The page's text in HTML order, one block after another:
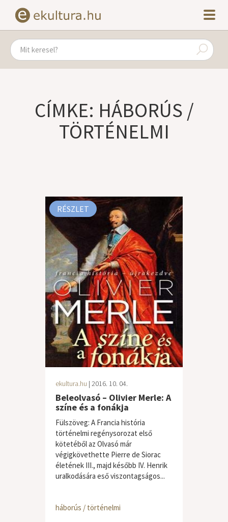
CÍMKE: HÁBORÚS /
TÖRTÉNELMI
RÉSZLET
ekultura.hu | 2016. 10. 04.
Beleolvasó – Olivier Merle: A
színe és a fonákja
Fülszöveg: A Francia história
történelmi regénysorozat első
kötetéből az Olvasó már
végigkövethette Pierre de Siorac
életének III., majd később IV. Henrik
uralkodására eső viszontagságos...
háborús / történelmi